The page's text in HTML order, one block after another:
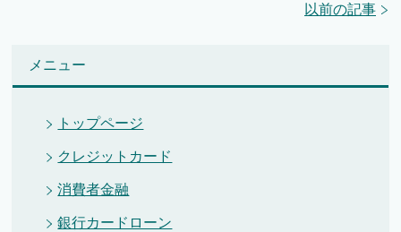
以前の記事
メニュー
トップページ
クレジットカード
消費者金融
銀行カードローン